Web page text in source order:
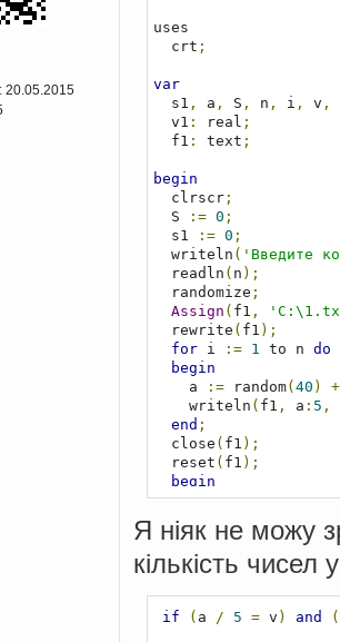
20.05.2015
uses
  crt
;
var
  s1
, a , S , n , i , v ,
  v1
: real ;
  f1
: text ;
begin
  clrscr
;
  S
:= 0 ;
  s1
:= 0 ;
  writeln
( 'Введите
  readln
( n );
  randomize
;
Assign ( f1 ,
  rewrite
( f1 );
for i := 1 to n do
begin
    a
:= random( 40 )
+
    writeln
( f1 , a : 5 ,
end ;
  close
( f1 );
  reset
( f1 );
begin
for i := 1 to n
if (a / 5 = v )
begin
        readln
(f1, a
        kil
:= s1 + 1
        S
:= S a;
Я ніяк не можу
кількість чисел
if ( a / 5 = v ) and (